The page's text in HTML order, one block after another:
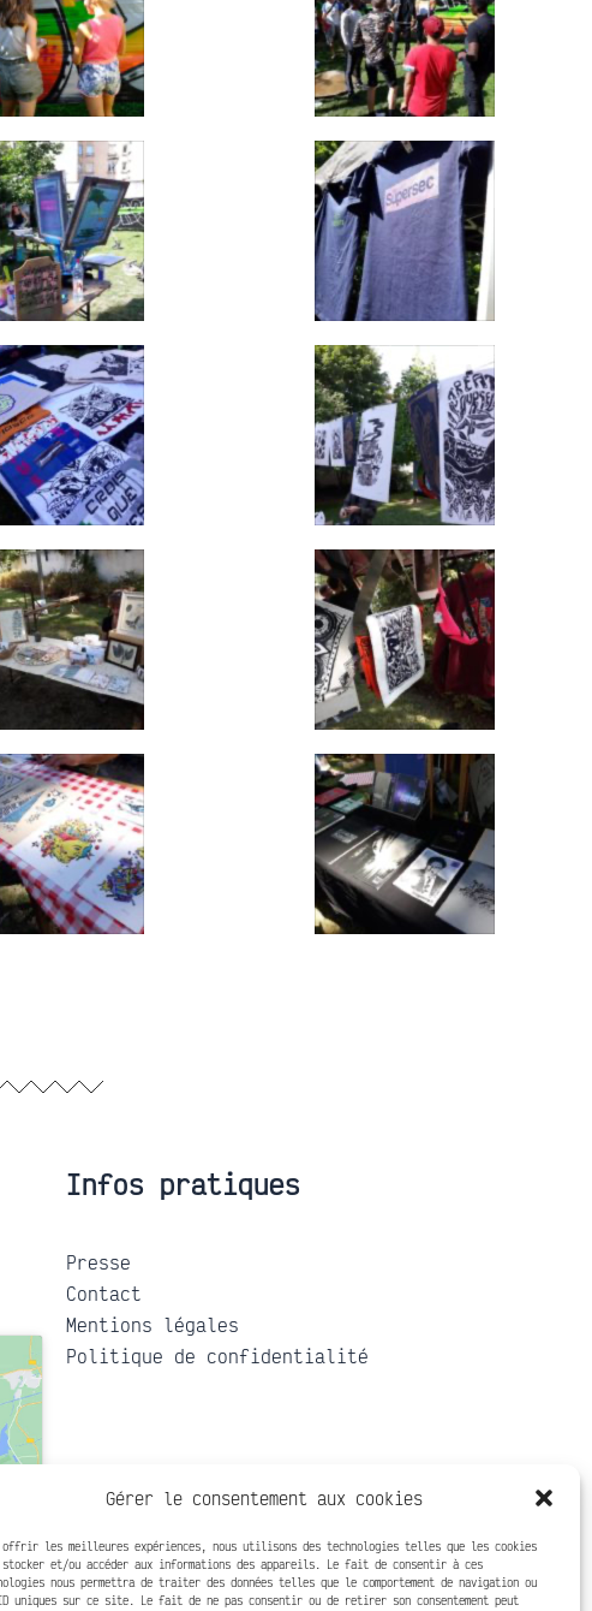
Gérer le consentement aux cookies
offrir les meilleures expériences, nous utilisons des technologies telles que les cookies
stocker et/ou accéder aux informations des appareils. Le fait de consentir à ces
nous permettra de traiter des données telles que le comportement de navigation ou
uniques sur ce site. Le fait de ne pas consentir ou de retirer son consentement peut
Infos pratiques
Presse
Contact
Mentions légales
Politique de confidentialité